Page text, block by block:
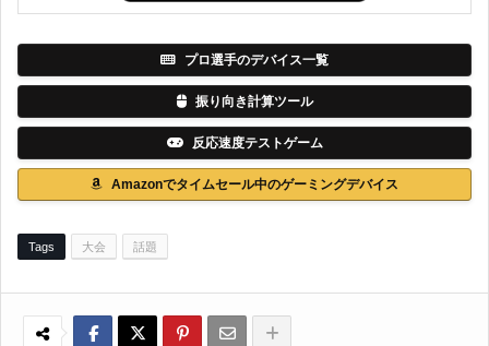
プロ選手のデバイス一覧
振り向き計算ツール
反応速度テストゲーム
Amazonでタイムセール中のゲーミングデバイス
Tags 大会 話題